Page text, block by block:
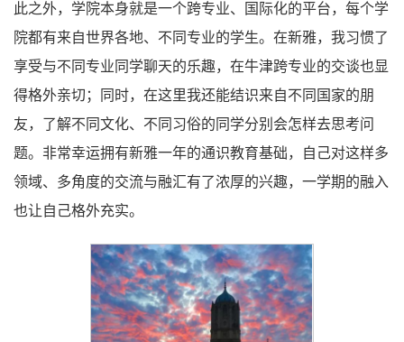
此之外，学院本身就是一个跨专业、国际化的平台，每个学
院都有来自世界各地、不同专业的学生。在新雅，我习惯了
享受与不同专业同学聊天的乐趣，在牛津跨专业的交谈也显
得格外亲切；同时，在这里我还能结识来自不同国家的朋
友，了解不同文化、不同习俗的同学分别会怎样去思考问
题。非常幸运拥有新雅一年的通识教育基础，自己对这样多
领域、多角度的交流与融汇有了浓厚的兴趣，一学期的融入
也让自己格外充实。